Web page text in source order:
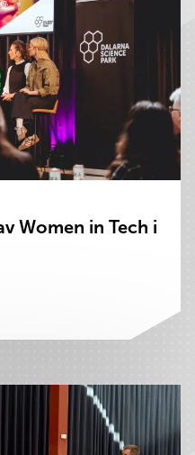
Women in Tech i